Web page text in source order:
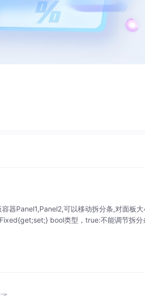
器Panel1,Panel2,可以移动拆分条,对面板大
bool类型，true:不能调节拆分